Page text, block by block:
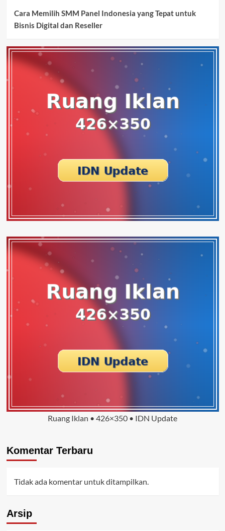
Cara Memilih SMM Panel Indonesia yang Tepat untuk
Bisnis Digital dan Reseller
Ruang Iklan • 426×350 • IDN Update
Komentar Terbaru
Tidak ada komentar untuk ditampilkan.
Arsip